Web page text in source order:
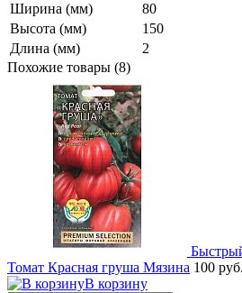
Ширина (мм)
80
Высота (мм)
150
Длина (мм)
2
Похожие товары (8)
Томат Красная груша Мязина 100 руб.
В корзину